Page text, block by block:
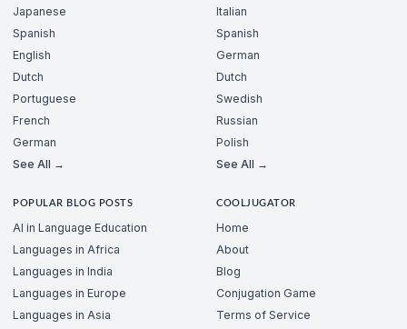
Japanese
Spanish
English
Dutch
Portuguese
French
German
See All →
Italian
Spanish
German
Dutch
Swedish
Russian
Polish
See All →
POPULAR BLOG POSTS
AI in Language Education
Languages in Africa
Languages in India
Languages in Europe
Languages in Asia
COOLJUGATOR
Home
About
Blog
Conjugation Game
Terms of Service